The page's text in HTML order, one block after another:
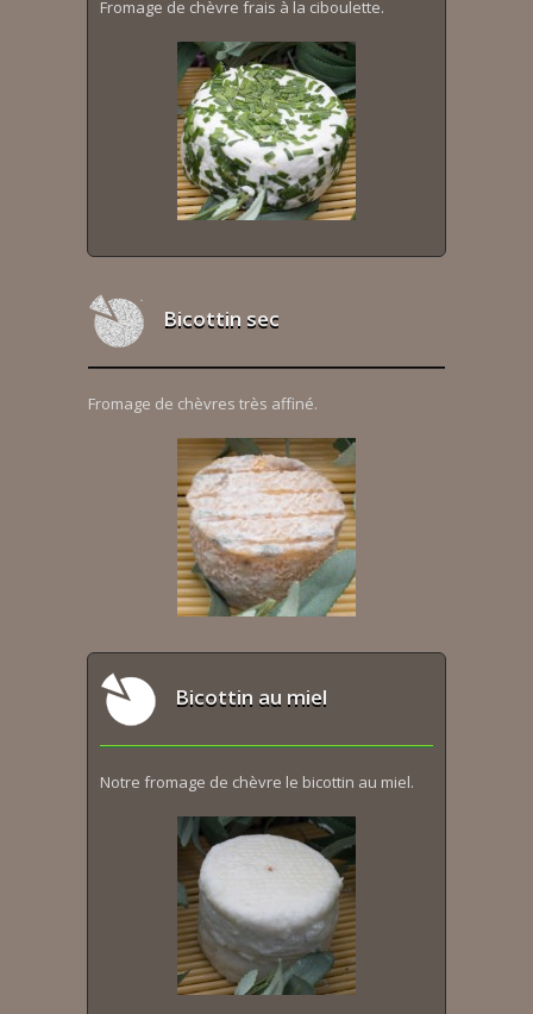
Fromage de chèvre frais à la ciboulette.
Bicottin sec
Fromage de chèvres très affiné.
Bicottin au miel
Notre fromage de chèvre le bicottin au miel.